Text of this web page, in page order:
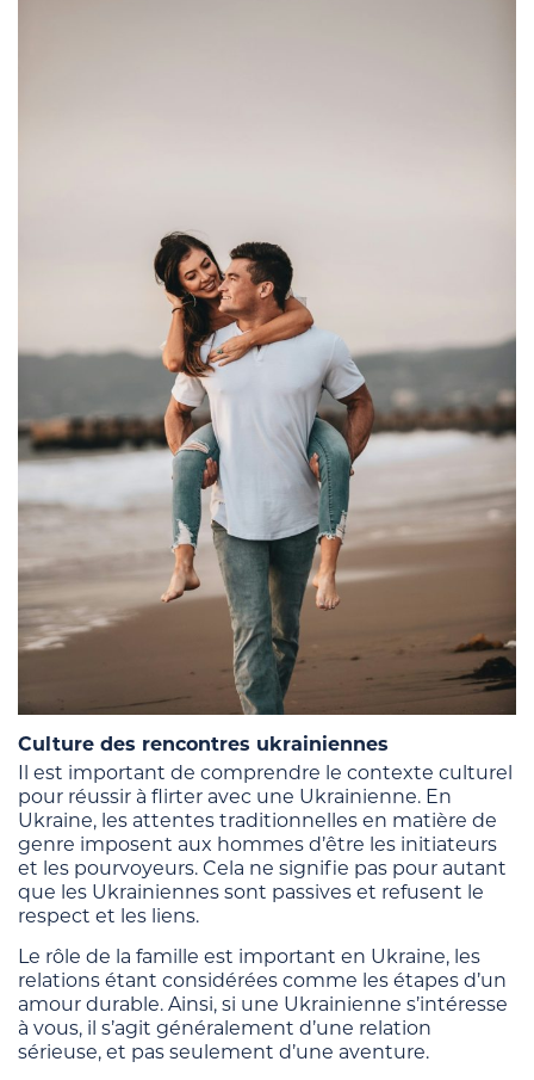
Culture des rencontres ukrainiennes
Il est important de comprendre le contexte culturel
pour réussir à flirter avec une Ukrainienne. En
Ukraine, les attentes traditionnelles en matière de
genre imposent aux hommes d’être les initiateurs
et les pourvoyeurs. Cela ne signifie pas pour autant
que les Ukrainiennes sont passives et refusent le
respect et les liens.
Le rôle de la famille est important en Ukraine, les
relations étant considérées comme les étapes d’un
amour durable. Ainsi, si une Ukrainienne s’intéresse
à vous, il s’agit généralement d’une relation
sérieuse, et pas seulement d’une aventure.